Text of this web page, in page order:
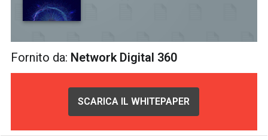
Fornito da: Network Digital 360
SCARICA IL WHITEPAPER